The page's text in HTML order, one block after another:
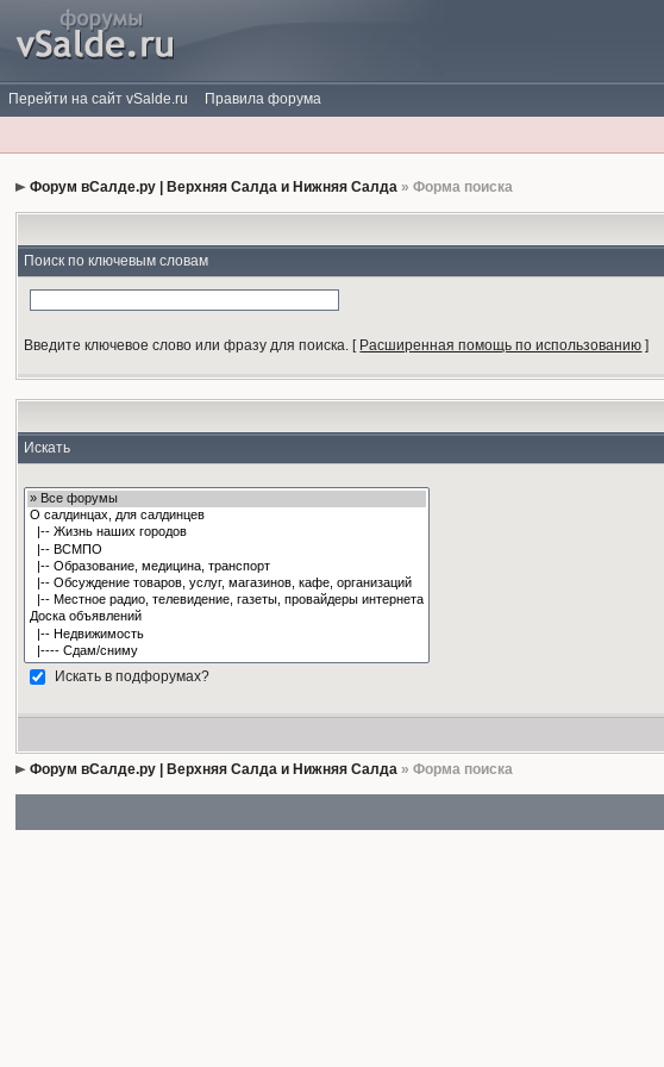
Перейти на сайт vSalde.ru Правила форума
Форум вСалде.ру | Верхняя Салда и Нижняя Салда » Форма поиска
Поиск по ключевым словам
Введите ключевое слово или фразу для поиска. [ Расширенная помощь по использованию ]
Искать
Искать в подфорумах?
Форум вСалде.ру | Верхняя Салда и Нижняя Салда » Форма поиска